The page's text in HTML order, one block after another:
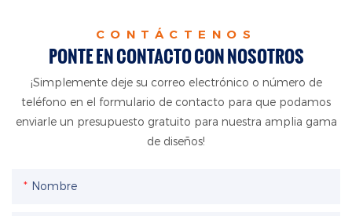
CONTÁCTENOS
PONTE EN CONTACTO CON NOSOTROS
¡Simplemente deje su correo electrónico o número de
teléfono en el formulario de contacto para que podamos
enviarle un presupuesto gratuito para nuestra amplia gama
de diseños!
Nombre